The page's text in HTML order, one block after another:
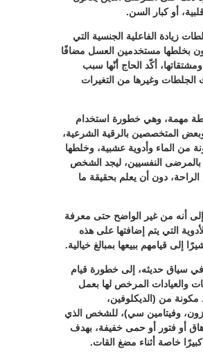
أو كبار السن.
زيادة الفاعلية الجنسية التي
بخلطها مستخدمين العسل مضافًا
ومشتقاتها، أكّد الحاج أنّها سبب
وغيرها من التغيرات
مهمة، وهي خطورة استخدام
المتخصصين بالرقية الشرعية،
من الماء وأدوية عشبية، وخلطها
بالمرضى النفسيين، ليجد الشخص
الراحة، دون أن يعلم بحقيقة ما
أنه من غير الواضح حتى معرفة
التي يتم إضافتها على هذه
إلى قيامهم ببيعها بمبالغ خيالية.
سياق حديثه، إلى خطورة قيام
والعيادات المرخص لها بعمل
مكونة من (الديكلوفين،
وفيتامين سي)، للشخص الذي
أو فتور أو حمى خفيفة، بهدف
خاصة أثناء مضغ القات.